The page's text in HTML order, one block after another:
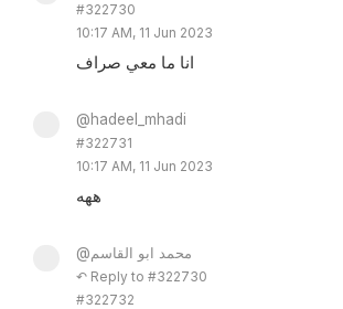
#322730
10:17 AM, 11 Jun 2023
انا ما معي صراف
@hadeel_mhadi
#322731
10:17 AM, 11 Jun 2023
ههه
@محمد ابو القاسم
↶ Reply to #322730
#322732